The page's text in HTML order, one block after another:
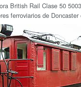
British Rail Clase 50
ferroviarios de Doncaster